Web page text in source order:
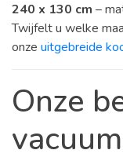
240 x 130 cm –
Twijfelt u welke
onze uitgebreide
Onze